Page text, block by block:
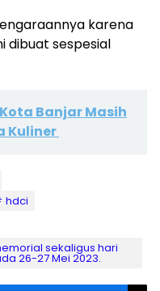
karena
dibuat sespesial
Banjar Masih
Kuliner
hdci
sekaligus hari
26-27 Mei 2023.